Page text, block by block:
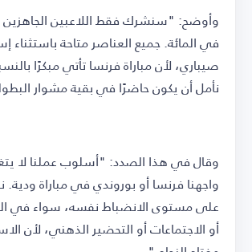
في المائة. جميع العناصر متاحة باستثناء
صيباري، لأن مباراة فرنسا تأتي مبكرًا
نأمل أن يكون حاضرًا في بقية مشوار
وقال في هذا الصدد: "أسلوب عملنا لا
واجهنا فرنسا أو بوروندي في مباراة ودية.
على مستوى الانضباط نفسه، سواء في
أو الاجتماعات أو التحضير الذهني، لأن